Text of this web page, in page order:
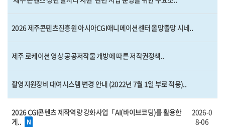
2026 제주콘텐츠진흥원 아시아CGI애니메이션센터 올망졸망 시네..
제주 로케이션 영상 공공저작물 개방에 따른 저작권정책..
촬영지원장비 대여시스템 변경 안내 (2022년 7월 1일 부로 적용)..
2026 CGI콘텐츠 제작역량 강화사업「AI(바이브코딩)를 활용한
게..
N
2026-0
8-06